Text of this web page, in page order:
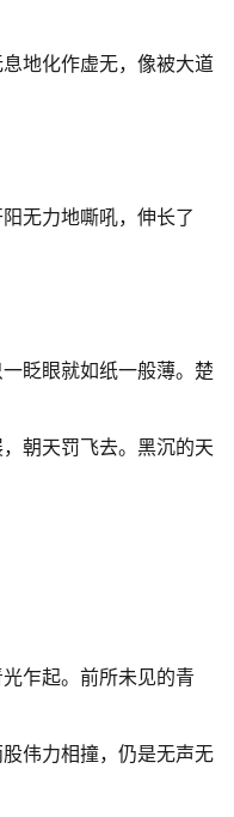
地化作虚无，像被大道
无力地嘶吼，伸长了
眨眼就如纸一般薄。楚
朝天罚飞去。黑沉的天
乍起。前所未见的青
伟力相撞，仍是无声无